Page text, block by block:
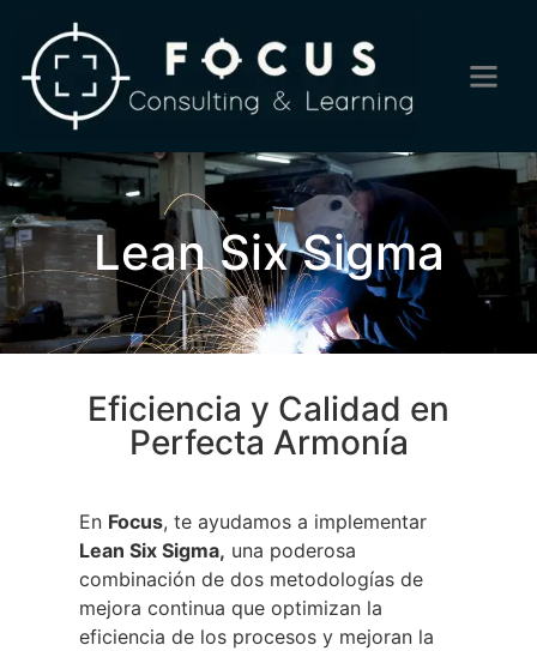
Lean Six Sigma
Eficiencia y Calidad en
Perfecta Armonía
En Focus, te ayudamos a implementar
Lean Six Sigma, una poderosa
combinación de dos metodologías de
mejora continua que optimizan la
eficiencia de los procesos y mejoran la